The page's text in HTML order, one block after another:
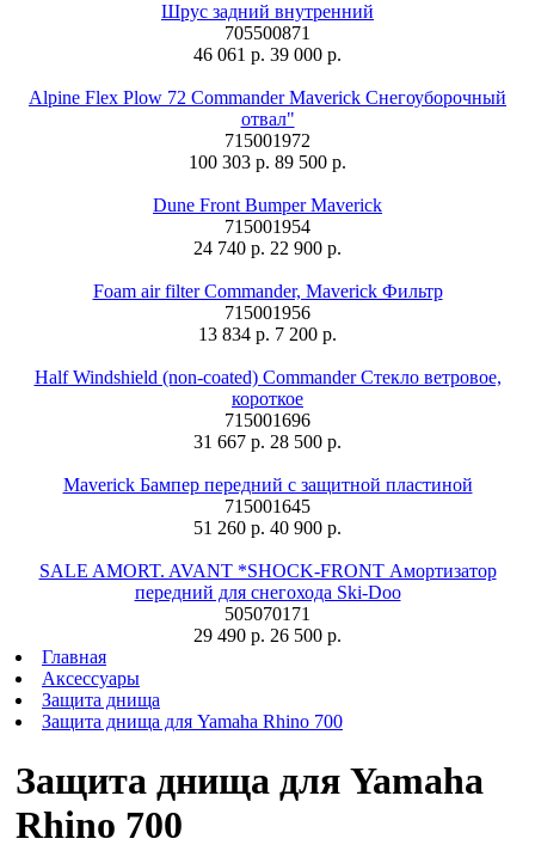
Шрус задний внутренний
705500871
46 061 р. 39 000 р.
Alpine Flex Plow 72 Commander Maverick Снегоуборочный
отвал"
715001972
100 303 р. 89 500 р.
Dune Front Bumper Maverick
715001954
24 740 р. 22 900 р.
Foam air filter Commander, Maverick Фильтр
715001956
13 834 р. 7 200 р.
Half Windshield (non-coated) Commander Стекло ветровое,
короткое
715001696
31 667 р. 28 500 р.
Maverick Бампер передний с защитной пластиной
715001645
51 260 р. 40 900 р.
SALE AMORT. AVANT *SHOCK-FRONT Амортизатор
передний для снегохода Ski-Doo
505070171
29 490 р. 26 500 р.
Главная
Аксессуары
Защита днища
Защита днища для Yamaha Rhino 700
Защита днища для Yamaha
Rhino 700